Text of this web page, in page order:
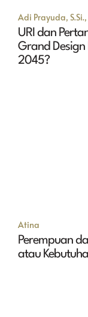
Adi Prayuda,
URI dan
Grand Design
2045?
Atina
Perempuan
atau